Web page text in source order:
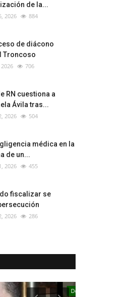
de la...
2026 884
de diácono
Troncoso
706
RN cuestiona a
Ávila tras...
2026 504
médica en la
de un...
2026 455
fiscalizar se
2026 286